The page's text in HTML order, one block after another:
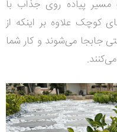
پیاده روی جذاب با
کوچک علاوه بر اینکه از
جابجا می‌شوند و کار شما